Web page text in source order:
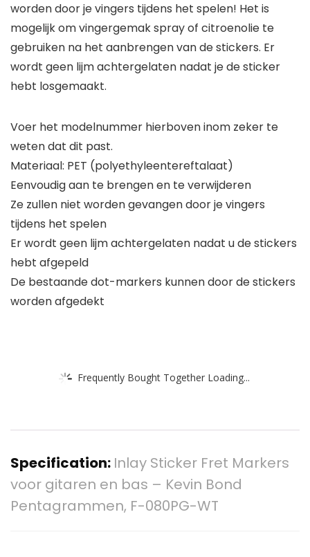
worden door je vingers tijdens het spelen! Het is
mogelijk om vingergemak spray of citroenolie te
gebruiken na het aanbrengen van de stickers. Er
wordt geen lijm achtergelaten nadat je de sticker
hebt losgemaakt.
Voer het modelnummer hierboven inom zeker te
weten dat dit past.
Materiaal: PET (polyethyleentereftalaat)
Eenvoudig aan te brengen en te verwijderen
Ze zullen niet worden gevangen door je vingers
tijdens het spelen
Er wordt geen lijm achtergelaten nadat u de stickers
hebt afgepeld
De bestaande dot-markers kunnen door de stickers
worden afgedekt
Frequently Bought Together Loading...
Specification: Inlay Sticker Fret Markers
voor gitaren en bas – Kevin Bond
Pentagrammen, F-080PG-WT